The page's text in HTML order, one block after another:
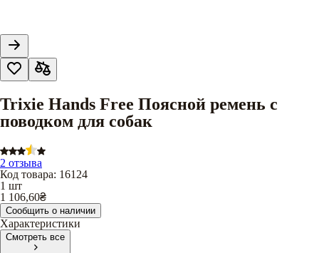
Trixie Hands Free Поясной ремень с
поводком для собак
2 отзыва
Код товара: 16124
1 шт
1 106,60₴
Сообщить о наличии
Характеристики
Смотреть все